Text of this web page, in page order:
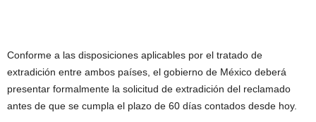
Conforme a las disposiciones aplicables por el tratado de
extradición entre ambos países, el gobierno de México deberá
presentar formalmente la solicitud de extradición del reclamado
antes de que se cumpla el plazo de 60 días contados desde hoy.